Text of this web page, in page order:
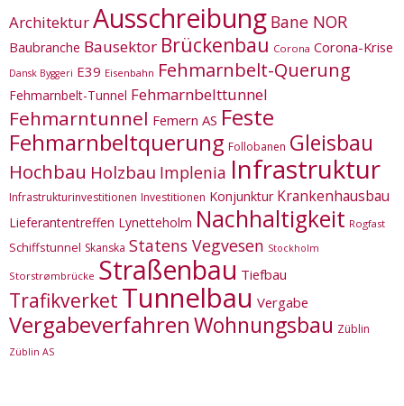
ArchitekturAusschreibung Bane NOR
Baubranche Bausektor Brückenbau Corona Corona-Krise
Dansk Byggeri E39 Eisenbahn Fehmarnbelt-Querung
Fehmarnbelt-Tunnel Fehmarnbelttunnel
Fehmarntunnel Femern AS Feste
Fehmarnbeltquerung Follobanen Gleisbau
Hochbau Holzbau Implenia Infrastruktur
Infrastrukturinvestitionen Investitionen Konjunktur Krankenhausbau
Lieferantentreffen Lynetteholm Nachhaltigkeit Rogfast
Schiffstunnel Skanska Statens Vegvesen Stockholm
Storstrømbrücke Straßenbau Tiefbau
Trafikverket Tunnelbau Vergabe
VergabeverfahrenWohnungsbau Züblin
Züblin AS